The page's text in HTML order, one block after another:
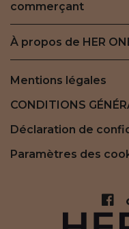
commerçant
À propos de HER
Mentions légales
CONDITIONS
Déclaration de
Paramètres des